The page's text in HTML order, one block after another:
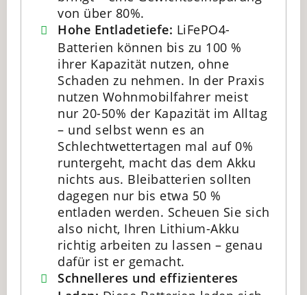
von über 80%.
Hohe Entladetiefe: LiFePO4-
Batterien können bis zu 100 %
ihrer Kapazität nutzen, ohne
Schaden zu nehmen. In der Praxis
nutzen Wohnmobilfahrer meist
nur 20-50% der Kapazität im Alltag
– und selbst wenn es an
Schlechtwettertagen mal auf 0%
runtergeht, macht das dem Akku
nichts aus. Bleibatterien sollten
dagegen nur bis etwa 50 %
entladen werden. Scheuen Sie sich
also nicht, Ihren Lithium-Akku
richtig arbeiten zu lassen – genau
dafür ist er gemacht.
Schnelleres und effizienteres